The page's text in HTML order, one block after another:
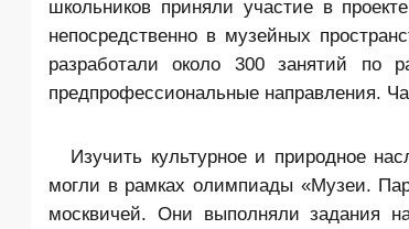
школьников приняли участие в
непосредственно в музейных
разработали около 300 занятий по
предпрофессиональные направления.
Изучить культурное и природное
могли в рамках олимпиады «Музеи.
москвичей. Они выполняли задания